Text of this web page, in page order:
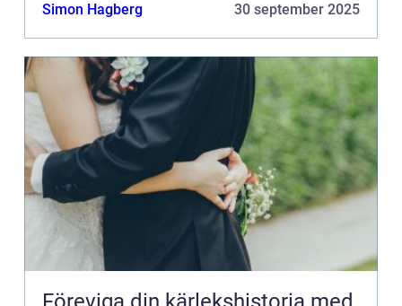
Simon Hagberg 30 september 2025